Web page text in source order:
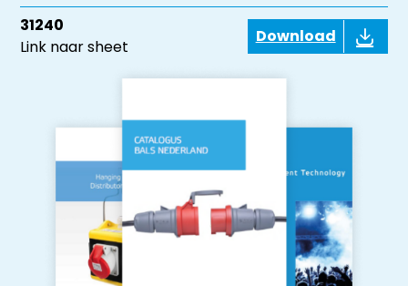
31240
Link naar sheet
Download